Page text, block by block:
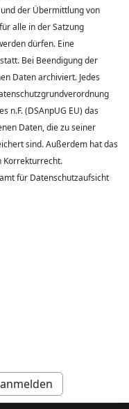
der Übermittlung von
alle in der Satzung
dürfen. Eine
Bei Beendigung der
Daten archiviert. Jedes
n.F. (DSAnpUG EU) das
Daten, die zu seiner
sind. Außerdem hat das
Korrekturrecht.
für Datenschutzaufsicht